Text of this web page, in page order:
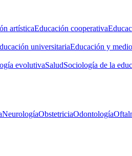
artísticaEducación cooperativa
universitariaEducación y
evolutivaSaludSociología de la
NeurologíaObstetriciaOdontología